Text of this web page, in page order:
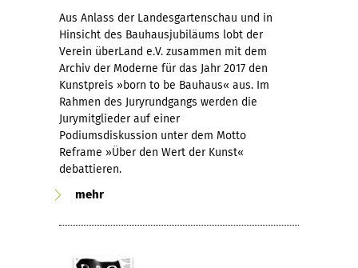
Aus Anlass der Landesgartenschau und in
Hinsicht des Bauhausjubiläums lobt der
Verein überLand e.V. zusammen mit dem
Archiv der Moderne für das Jahr 2017 den
Kunstpreis »born to be Bauhaus« aus. Im
Rahmen des Juryrundgangs werden die
Jurymitglieder auf einer
Podiumsdiskussion unter dem Motto
Reframe »Über den Wert der Kunst«
debattieren.
mehr